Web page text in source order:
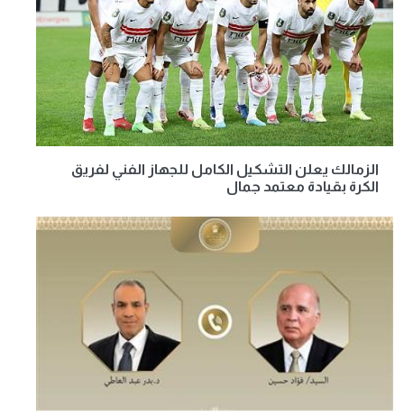
الزمالك يعلن التشكيل الكامل للجهاز الفني لفريق
الكرة بقيادة معتمد جمال